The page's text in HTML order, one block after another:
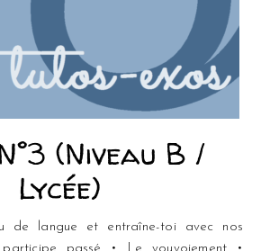
(Niveau B /
Lycée)